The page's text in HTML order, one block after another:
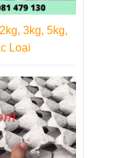
3kg, 5kg,
Loại